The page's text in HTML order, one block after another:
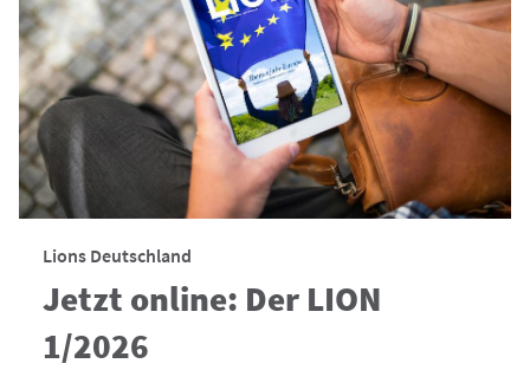
Lions Deutschland
Jetzt online: Der LION
1/2026